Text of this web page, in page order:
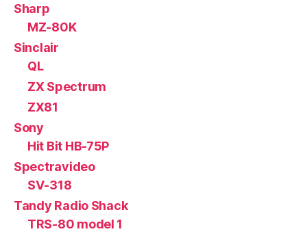
Sharp
MZ-80K
Sinclair
QL
ZX Spectrum
ZX81
Sony
Hit Bit HB-75P
Spectravideo
SV-318
Tandy Radio Shack
TRS-80 model 1